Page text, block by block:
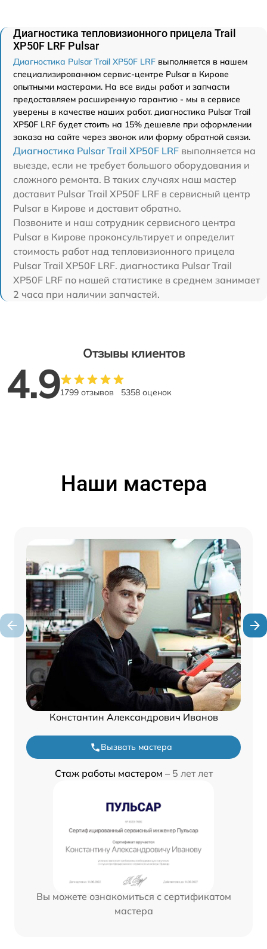
Диагностика тепловизионного прицела Trail
XP50F LRF Pulsar
Диагностика Pulsar Trail XP50F LRF выполняется в нашем
специализированном сервис-центре Pulsar в Кирове
опытными мастерами. На все виды работ и запчасти
предоставляем расширенную гарантию - мы в сервисе
уверены в качестве наших работ. диагностика Pulsar Trail
XP50F LRF будет стоить на 15% дешевле при оформлении
заказа на сайте через звонок или форму обратной связи.
Диагностика Pulsar Trail XP50F LRF выполняется на
выезде, если не требует большого оборудования и
сложного ремонта. В таких случаях наш мастер
доставит Pulsar Trail XP50F LRF в сервисный центр
Pulsar в Кирове и доставит обратно.
Позвоните и наш сотрудник сервисного центра
Pulsar в Кирове проконсультирует и определит
стоимость работ над тепловизионного прицела
Pulsar Trail XP50F LRF. диагностика Pulsar Trail
XP50F LRF по нашей статистике в среднем занимает
2 часа при наличии запчастей.
Отзывы клиентов
4.91799 отзывов 5358 оценок
Наши мастера
Константин Александрович Иванов
Вызвать мастера
Стаж работы мастером – 5 лет лет
Вы можете ознакомиться с сертификатом
мастера